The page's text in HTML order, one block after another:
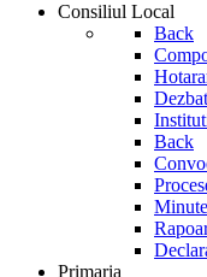
Consiliul Local
Back
Back
Primaria